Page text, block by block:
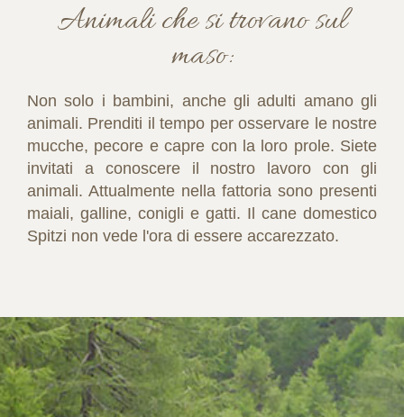
Animali che si trovano sul
maso:
Non solo i bambini, anche gli adulti amano gli
animali. Prenditi il tempo per osservare le nostre
mucche, pecore e capre con la loro prole. Siete
invitati a conoscere il nostro lavoro con gli
animali. Attualmente nella fattoria sono presenti
maiali, galline, conigli e gatti. Il cane domestico
Spitzi non vede l'ora di essere accarezzato.